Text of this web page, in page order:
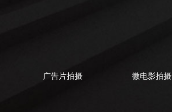
广告片拍摄 微电影拍摄